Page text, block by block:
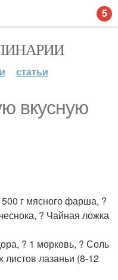
статьи
вкусную
г мясного фарша, ?
? Чайная ложка
? 1 морковь, ? Соль
листов лазаньи (8-12
5